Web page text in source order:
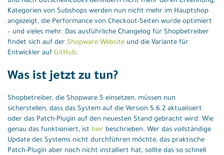
Kategorien von Subshops werden nun nicht mehr im Hauptshop
angezeigt, die Performance von Checkout-Seiten wurde optimiert
– und vieles mehr. Das ausführliche Changelog für Shopbetreiber
findet sich auf der Shopware Website und die Variante für
Entwickler auf GitHub.
Was ist jetzt zu tun?
Shopbetreiber, die Shopware 5 einsetzen, müssen nun
sicherstellen, dass das System auf die Version 5.6.2 aktualisiert
oder das Patch-Plugin auf den neuesten Stand gebracht wird. Wie
genau das funktioniert, ist hier beschrieben. Wer das vollständige
Update des Systems nicht durchführen möchte, das praktische
Patch-Plugin aber noch nicht installiert hat, sollte das so schnell